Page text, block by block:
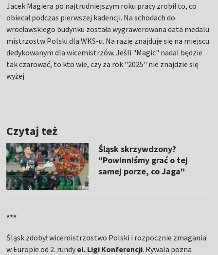
Jacek Magiera po najtrudniejszym roku pracy zrobił to, co
obiecał podczas pierwszej kadencji. Na schodach do
wrocławskiego budynku została wygrawerowana data medalu
mistrzostw Polski dla WKS-u. Na razie znajduje się na miejscu
dedykowanym dla wicemistrzów. Jeśli "Magic" nadal będzie
tak czarować, to kto wie, czy za rok "2025" nie znajdzie się
wyżej.
Czytaj też
Śląsk skrzywdzony?
"Powinniśmy grać o tej
samej porze, co Jaga"
***
Śląsk zdobył wicemistrzostwo Polski i rozpocznie zmagania
w Europie od 2. rundy el. Ligi Konferencji. Rywala pozna